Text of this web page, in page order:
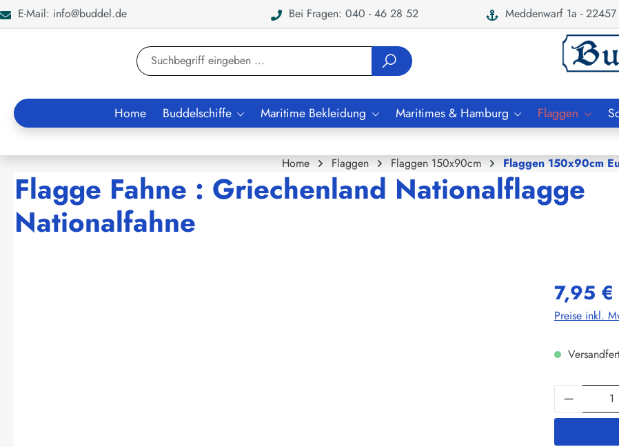
Zur Suche springen
E-Mail: info@buddel.de Bei Fragen: 040 - 46 28 52 Meddenwarf 1a -
Home Buddelschiffe Maritime Bekleidung Maritimes & Hamburg Flaggen
Home Flaggen Flaggen 150x90cm Flaggen 150x90cm
Flagge Fahne : Griechenland Nationalflagge
Nationalfahne
7,95 €
Preise inkl.